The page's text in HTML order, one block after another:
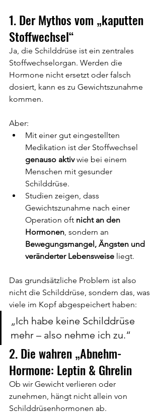
1. Der Mythos vom „kaputten
Stoffwechsel“
Ja, die Schilddrüse ist ein zentrales
Stoffwechselorgan. Werden die
Hormone nicht ersetzt oder falsch
dosiert, kann es zu Gewichtszunahme
kommen.
Aber:
Mit einer gut eingestellten
Medikation ist der Stoffwechsel
genauso aktiv wie bei einem
Menschen mit gesunder
Schilddrüse.
Studien zeigen, dass
Gewichtszunahme nach einer
Operation oft nicht an den
Hormonen, sondern an
Bewegungsmangel, Ängsten und
veränderter Lebensweise liegt.
Das grundsätzliche Problem ist also
nicht die Schilddrüse, sondern das, was
viele im Kopf abgespeichert haben:
„Ich habe keine Schilddrüse
mehr – also nehme ich zu.“
2. Die wahren „Abnehm-
Hormone: Leptin & Ghrelin
Ob wir Gewicht verlieren oder
zunehmen, hängt nicht allein von
Schilddrüsenhormonen ab.